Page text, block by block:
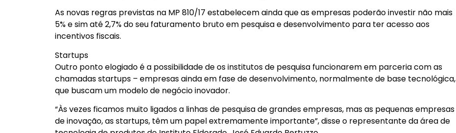
As novas regras previstas na MP 810/17 estabelecem ainda que as empresas poderão investir não mais
5% e sim até 2,7% do seu faturamento bruto em pesquisa e desenvolvimento para ter acesso aos
incentivos fiscais.
Startups
Outro ponto elogiado é a possibilidade de os institutos de pesquisa funcionarem em parceria com as
chamadas startups – empresas ainda em fase de desenvolvimento, normalmente de base tecnológica,
que buscam um modelo de negócio inovador.
“Às vezes ficamos muito ligados a linhas de pesquisa de grandes empresas, mas as pequenas empresas
de inovação, as startups, têm um papel extremamente importante”, disse o representante da área de